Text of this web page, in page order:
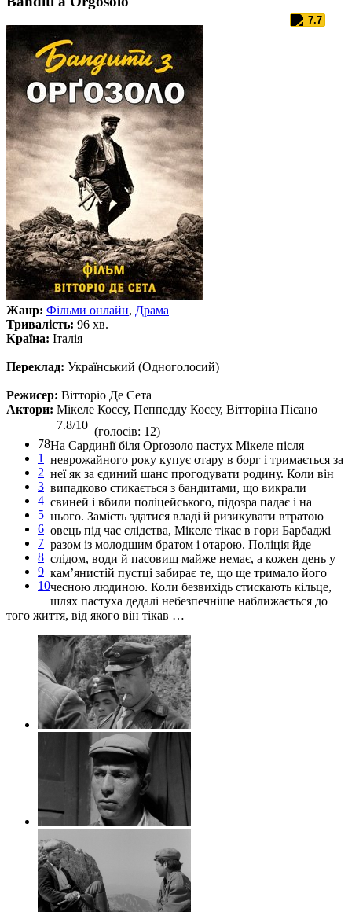
7.7
Жанр: Фільми онлайн, Драма
Тривалість: 96 хв.
Країна: Італія
Переклад: Український (Одноголосий)
Режисер: Вітторіо Де Сета
Актори: Мікеле Коссу, Пеппедду Коссу, Вітторіна Пісано
78
1
2
3
4
5
6
7
8
9
10
7.8/10 (голосів: 12)
На Сардинії біля Орґозоло пастух Мікеле після
неврожайного року купує отару в борг і тримається за
неї як за єдиний шанс прогодувати родину. Коли він
випадково стикається з бандитами, що викрали
свиней і вбили поліцейського, підозра падає і на
нього. Замість здатися владі й ризикувати втратою
овець під час слідства, Мікеле тікає в гори Барбаджі
разом із молодшим братом і отарою. Поліція йде
слідом, води й пасовищ майже немає, а кожен день у
кам’янистій пустці забирає те, що ще тримало його
чесною людиною. Коли безвихідь стискають кільце,
шлях пастуха дедалі небезпечніше наближається до
того життя, від якого він тікав …